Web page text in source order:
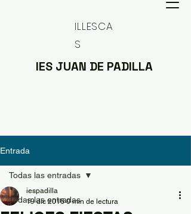
ILLESCA
S
IES JUAN DE PADILLA
Entrada
Todas las entradas
Todas las entradas
iespadilla
19 dic 2016 0 min de lectura